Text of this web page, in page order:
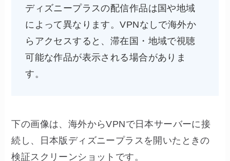
ディズニープラスの配信作品は国や地域
によって異なります。VPNなしで海外か
らアクセスすると、滞在国・地域で視聴
可能な作品が表示される場合がありま
す。
下の画像は、海外からVPNで日本サーバーに接
続し、日本版ディズニープラスを開いたときの
検証スクリーンショットです。